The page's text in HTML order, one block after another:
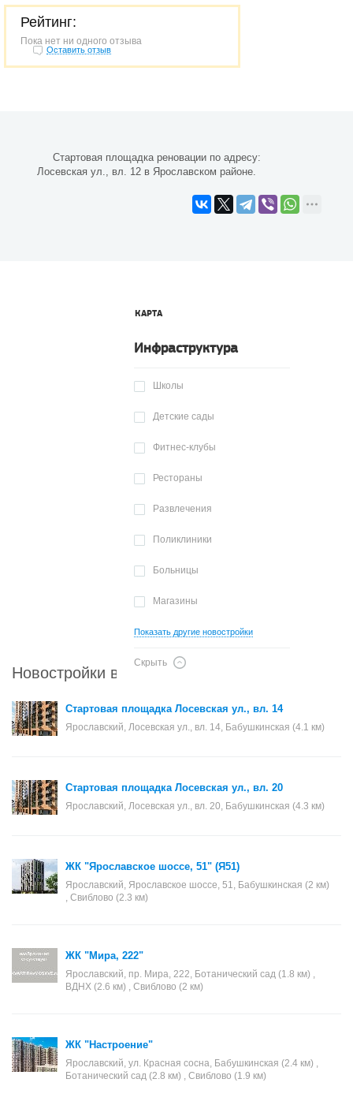
Рейтинг:
Пока нет ни одного отзыва
Оставить отзыв
Стартовая площадка реновации по адресу:
Лосевская ул., вл. 12 в Ярославском районе.
КАРТА
Инфраструктура
Школы
Детские сады
Фитнес-клубы
Рестораны
Развлечения
Поликлиники
Больницы
Магазины
Показать другие новостройки
Скрыть
Новостройки в районе Ярославский
Стартовая площадка Лосевская ул., вл. 14
Ярославский, Лосевская ул., вл. 14, Бабушкинская (4.1 км)
Стартовая площадка Лосевская ул., вл. 20
Ярославский, Лосевская ул., вл. 20, Бабушкинская (4.3 км)
ЖК "Ярославское шоссе, 51" (Я51)
Ярославский, Ярославское шоссе, 51, Бабушкинская (2 км)
, Свиблово (2.3 км)
ЖК "Мира, 222"
Ярославский, пр. Мира, 222, Ботанический сад (1.8 км) ,
ВДНХ (2.6 км) , Свиблово (2 км)
ЖК "Настроение"
Ярославский, ул. Красная сосна, Бабушкинская (2.4 км) ,
Ботанический сад (2.8 км) , Свиблово (1.9 км)